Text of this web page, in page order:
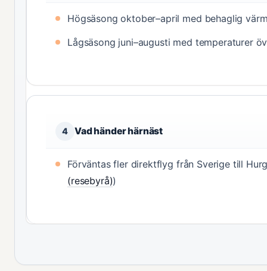
Högsäsong oktober–april med behaglig
Lågsäsong juni–augusti med temperaturer
4 Vad händer härnäst
Förväntas fler direktflyg från Sverige till
(resebyrå))